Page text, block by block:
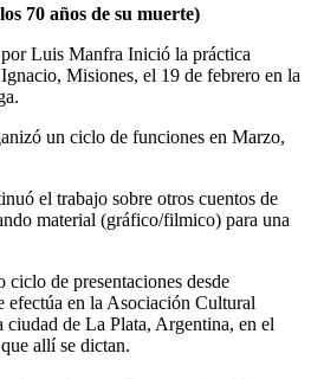
70 años de su muerte)
Luis Manfra Inició la práctica
Misiones, el 19 de febrero en la
un ciclo de funciones en Marzo,
el trabajo sobre otros cuentos de
material (gráfico/filmico) para una
de presentaciones desde
efectúa en la Asociación Cultural
ciudad de La Plata, Argentina, en el
allí se dictan.